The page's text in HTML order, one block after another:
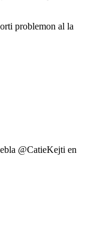
problemon al la
@CatieKejti en